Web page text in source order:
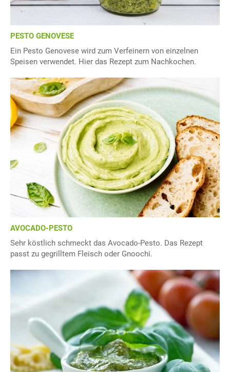
PESTO GENOVESE
Ein Pesto Genovese wird zum Verfeinern von einzelnen
Speisen verwendet. Hier das Rezept zum Nachkochen.
AVOCADO-PESTO
Sehr köstlich schmeckt das Avocado-Pesto. Das Rezept
passt zu gegrilltem Fleisch oder Gnoochi.